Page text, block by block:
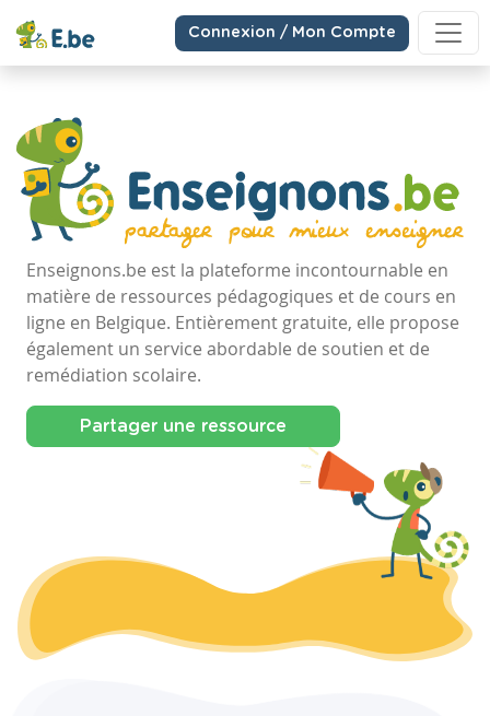
Connexion / Mon Compte
Enseignons.be est la plateforme incontournable en
matière de ressources pédagogiques et de cours en
ligne en Belgique. Entièrement gratuite, elle propose
également un service abordable de soutien et de
remédiation scolaire.
Partager une ressource